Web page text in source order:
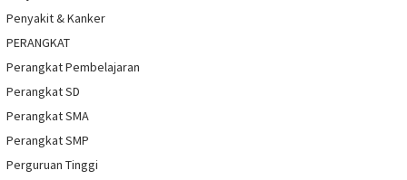
Penyakit & Kanker
PERANGKAT
Perangkat Pembelajaran
Perangkat SD
Perangkat SMA
Perangkat SMP
Perguruan Tinggi